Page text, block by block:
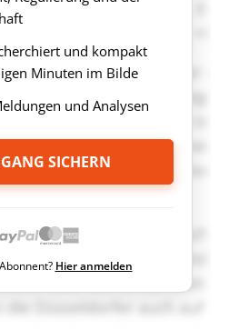
und kompakt
Minuten im Bilde
und Analysen
SICHERN
Hier anmelden